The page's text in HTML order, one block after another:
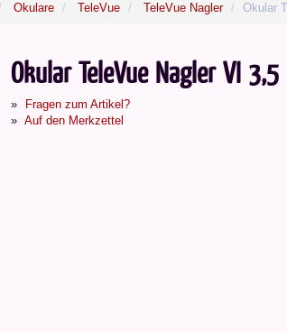
Okulare TeleVue TeleVue Nagler Okular
Okular TeleVue Nagler VI
Fragen zum Artikel?
Auf den Merkzettel